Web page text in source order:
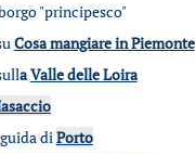
"principesco"
Cosa mangiare in Piemonte
aValle delle Loira
diPorto